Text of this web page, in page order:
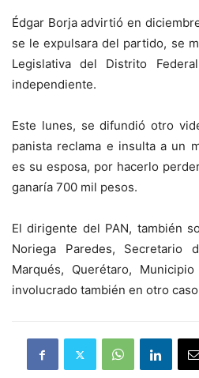
Édgar Borja advirtió en
se le expulsara del partido, se
Legislativa del Distrito
independiente.
Este lunes, se difundió otro
panista reclama e insulta a un
es su esposa, por hacerlo
ganaría 700 mil pesos.
El dirigente del PAN, también
Noriega Paredes, Secretario
Marqués, Querétaro,
involucrado también en otro caso